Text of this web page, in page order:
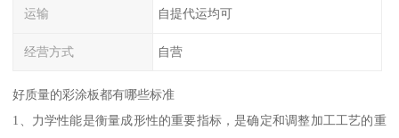
运输 自提代运均可
经营方式 自营
好质量的彩涂板都有哪些标准
1、力学性能是衡量成形性的重要指标，是确定和调整加工工艺的重